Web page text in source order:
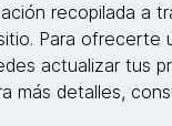
©
recopilada a
Para ofrecerte
actualizar tus
más detalles,